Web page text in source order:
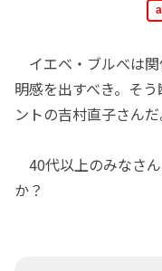
イエベ・ブルべは
明感を出すべき。そ
ントの吉村直子さんだ
40代以上のみなさ
か？